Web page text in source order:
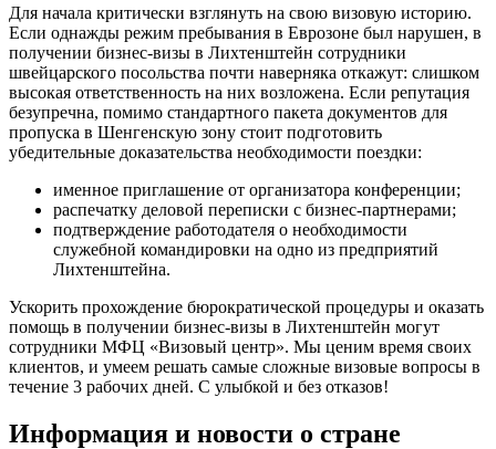
Для начала критически взглянуть на свою визовую историю.
Если однажды режим пребывания в Еврозоне был нарушен, в
получении бизнес-визы в Лихтенштейн сотрудники
швейцарского посольства почти наверняка откажут: слишком
высокая ответственность на них возложена. Если репутация
безупречна, помимо стандартного пакета документов для
пропуска в Шенгенскую зону стоит подготовить
убедительные доказательства необходимости поездки:
именное приглашение от организатора конференции;
распечатку деловой переписки с бизнес-партнерами;
подтверждение работодателя о необходимости
служебной командировки на одно из предприятий
Лихтенштейна.
Ускорить прохождение бюрократической процедуры и оказать
помощь в получении бизнес-визы в Лихтенштейн могут
сотрудники МФЦ «Визовый центр». Мы ценим время своих
клиентов, и умеем решать самые сложные визовые вопросы в
течение 3 рабочих дней. С улыбкой и без отказов!
Информация и новости о стране